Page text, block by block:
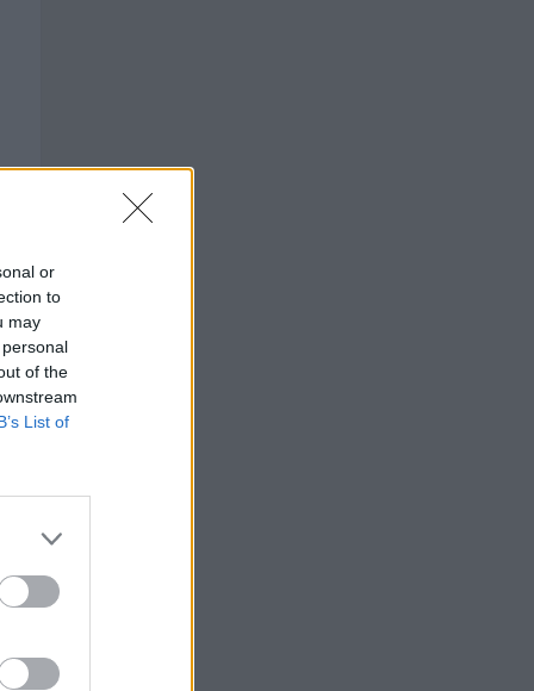
or
to
may
of the
List of